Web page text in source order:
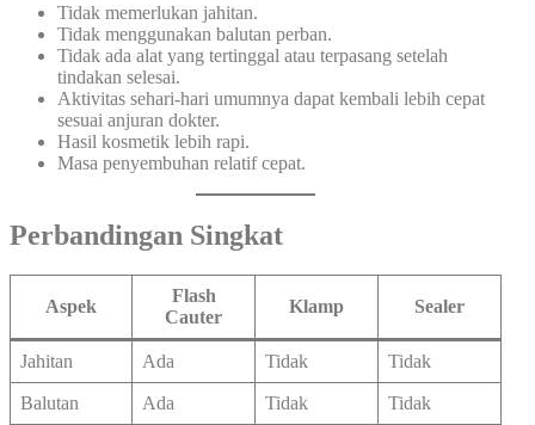
Tidak memerlukan jahitan.
Tidak menggunakan balutan perban.
Tidak ada alat yang tertinggal atau terpasang setelah
tindakan selesai.
Aktivitas sehari-hari umumnya dapat kembali lebih cepat
sesuai anjuran dokter.
Hasil kosmetik lebih rapi.
Masa penyembuhan relatif cepat.
Perbandingan Singkat
Aspek
Flash
Cauter
Klamp Sealer
Jahitan Ada Tidak Tidak
Balutan Ada Tidak Tidak